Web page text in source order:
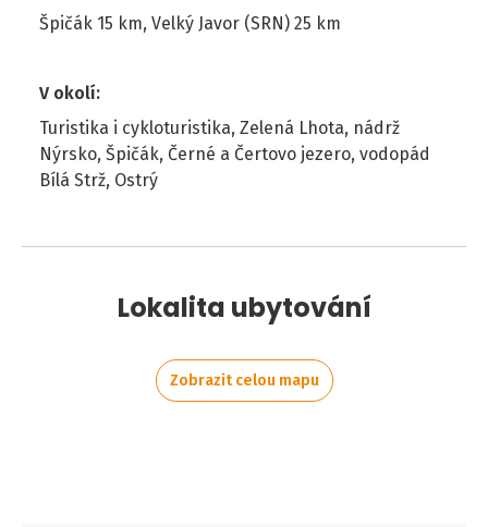
Špičák 15 km, Velký Javor (SRN) 25 km
V okolí:
Turistika i cykloturistika, Zelená Lhota, nádrž
Nýrsko, Špičák, Černé a Čertovo jezero, vodopád
Bílá Strž, Ostrý
Lokalita ubytování
Zobrazit celou mapu